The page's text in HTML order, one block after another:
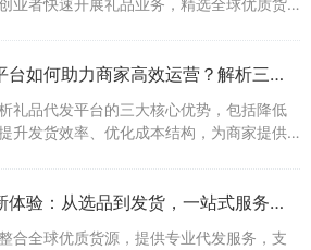
业者快速开展礼品业务，精选全球优质货
礼品代发平台如何助力商家高效运营？解析三大核心优势
礼品代发平台的三大核心优势，包括降低
升发货效率、优化成本结构，为商家提供
礼品代发新体验：从选品到发货，一站式服务让您轻松做礼品生意
合全球优质货源，提供专业代发服务，支